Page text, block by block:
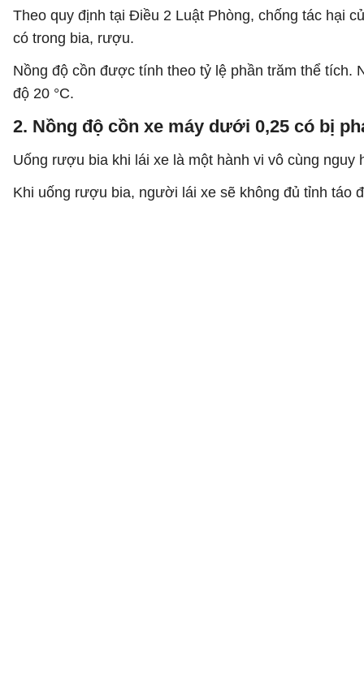
Theo quy định tại Điều 2 Luật Phòng, chống tác hại
có trong bia, rượu.
Nồng độ cồn được tính theo tỷ lệ phần trăm thể tích.
độ 20 °C.
2. Nồng độ cồn xe máy dưới 0,25 có bị
Uống rượu bia khi lái xe là một hành vi vô cùng
Khi uống rượu bia, người lái xe sẽ không đủ tỉnh táo